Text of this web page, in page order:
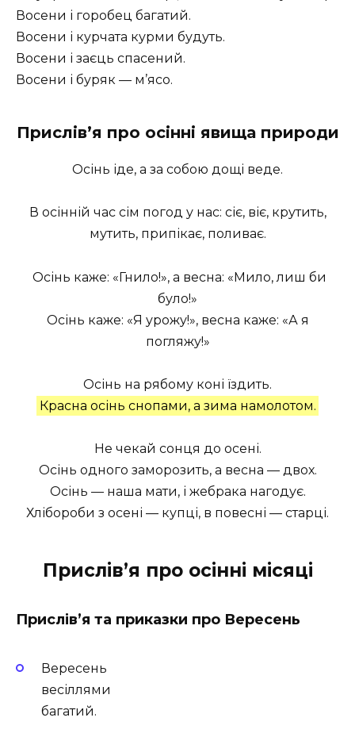
Восени і горобец багатий.
Восени і курчата курми будуть.
Восени і заєць спасений.
Восени і буряк — м’ясо.
Прислів’я про осінні явища природи
Осінь іде, а за собою дощі веде.
В осінній час сім погод у нас: сіє, віє, крутить,
мутить, припікає, поливає.
Осінь каже: «Гнило!», а весна: «Мило, лиш би
було!»
Осінь каже: «Я урожу!», весна каже: «А я
погляжу!»
Осінь на рябому коні їздить.
Красна осінь снопами, а зима намолотом.
Не чекай сонця до осені.
Осінь одного заморозить, а весна — двох.
Осінь — наша мати, і жебрака нагодує.
Хлібороби з осені — купці, в повесні — старці.
Прислів’я про осінні місяці
Прислів’я та приказки про Вересень
Вересень
весіллями
багатий.